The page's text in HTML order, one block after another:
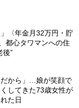
〈年金月32万円・貯
都心タワマンへの住
後”
だから」…娘が笑顔で
してきた73歳女性が
た日